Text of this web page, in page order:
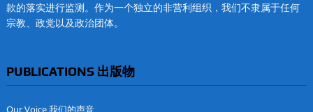
款的落实进行监测。作为一个独立的非营利组织，我们不隶属于任何
宗教、政党以及政治团体。
PUBLICATIONS 出版物
Our Voice 我们的声音